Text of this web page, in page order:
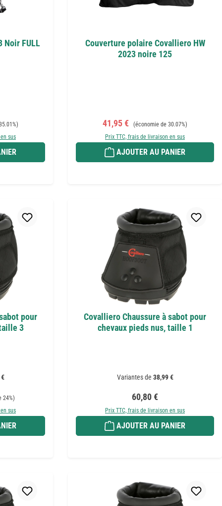
Noir FULL
sus
Couverture polaire Covalliero HW
2023 noire 125
Prix de vente :
41,95 € Prix régulier :
(économie de 30.07%)
Prix TTC, frais de livraison en sus
AJOUTER AU PANIER
pour
3
24%)
sus
Covalliero Chaussure à sabot pour
chevaux pieds nus, taille 1
Variantes de 38,99 €
Prix régulier :
60,80 €
Prix TTC, frais de livraison en sus
AJOUTER AU PANIER